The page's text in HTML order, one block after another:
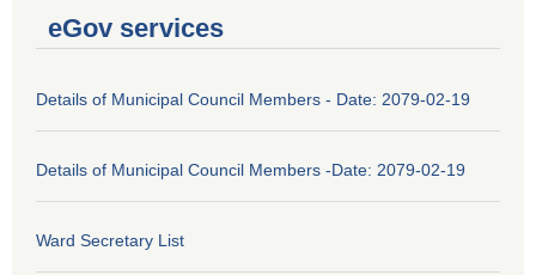
eGov services
Details of Municipal Council Members - Date: 2079-02-19
Details of Municipal Council Members -Date: 2079-02-19
Ward Secretary List